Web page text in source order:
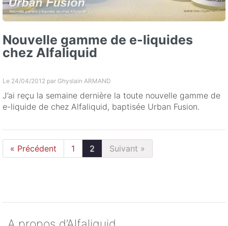
Nouvelle gamme de e-liquides
chez Alfaliquid
Le 24/04/2012 par Ghyslain ARMAND
J’ai reçu la semaine dernière la toute nouvelle gamme de
e-liquide de chez Alfaliquid, baptisée Urban Fusion.
« Précédent 1 2 Suivant »